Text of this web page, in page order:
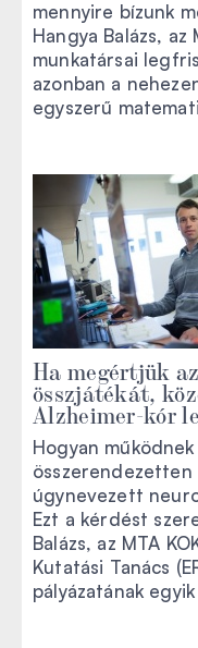
mennyire bízunk
Hangya Balázs, az
munkatársai
azonban a
egyszerű
Ha megértjük
összjátékát,
Alzheimer-kór
Hogyan
úgynevezett
Ezt a kérdést
Balázs, az MTA
Kutatási Tanács
pályázatának